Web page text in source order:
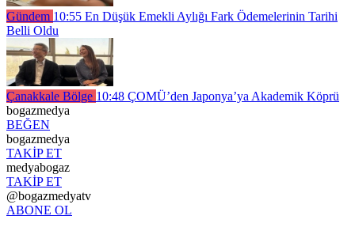
Gündem 10:55 En Düşük Emekli Aylığı Fark Ödemelerinin Tarihi
Belli Oldu
Çanakkale Bölge 10:48 ÇOMÜ’den Japonya’ya Akademik Köprü
bogazmedya
BEĞEN
bogazmedya
TAKİP ET
medyabogaz
TAKİP ET
@bogazmedyatv
ABONE OL